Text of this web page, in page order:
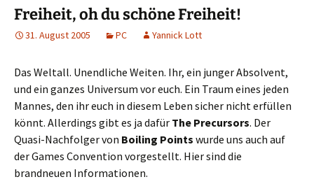
Freiheit, oh du schöne Freiheit!
31. August 2005 PC Yannick Lott
Das Weltall. Unendliche Weiten. Ihr, ein junger Absolvent,
und ein ganzes Universum vor euch. Ein Traum eines jeden
Mannes, den ihr euch in diesem Leben sicher nicht erfüllen
könnt. Allerdings gibt es ja dafür The Precursors. Der
Quasi-Nachfolger von Boiling Points wurde uns auch auf
der Games Convention vorgestellt. Hier sind die
brandneuen Informationen.